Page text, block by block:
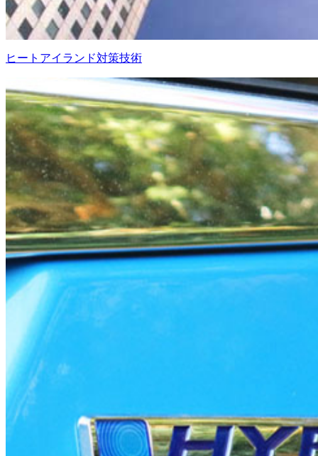
ヒートアイランド対策技術